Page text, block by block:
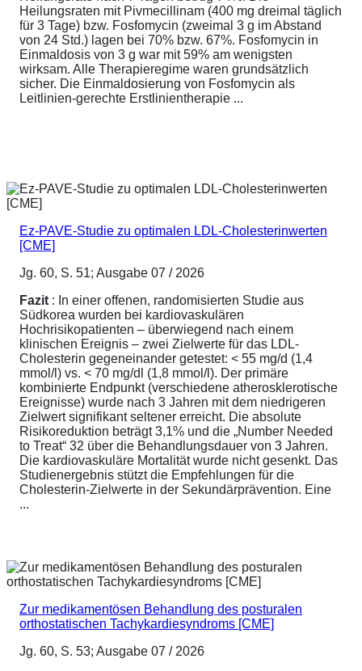
Heilungsraten mit Pivmecillinam (400 mg dreimal täglich
für 3 Tage) bzw. Fosfomycin (zweimal 3 g im Abstand
von 24 Std.) lagen bei 70% bzw. 67%. Fosfomycin in
Einmaldosis von 3 g war mit 59% am wenigsten
wirksam. Alle Therapieregime waren grundsätzlich
sicher. Die Einmaldosierung von Fosfomycin als
Leitlinien-gerechte Erstlinientherapie ...
Ez-PAVE-Studie zu optimalen LDL-Cholesterinwerten
[CME]
Jg. 60, S. 51; Ausgabe 07 / 2026
Fazit : In einer offenen, randomisierten Studie aus
Südkorea wurden bei kardiovaskulären
Hochrisikopatienten – überwiegend nach einem
klinischen Ereignis – zwei Zielwerte für das LDL-
Cholesterin gegeneinander getestet: < 55 mg/d (1,4
mmol/l) vs. < 70 mg/dl (1,8 mmol/l). Der primäre
kombinierte Endpunkt (verschiedene atherosklerotische
Ereignisse) wurde nach 3 Jahren mit dem niedrigeren
Zielwert signifikant seltener erreicht. Die absolute
Risikoreduktion beträgt 3,1% und die „Number Needed
to Treat“ 32 über die Behandlungsdauer von 3 Jahren.
Die kardiovaskuläre Mortalität wurde nicht gesenkt. Das
Studienergebnis stützt die Empfehlungen für die
Cholesterin-Zielwerte in der Sekundärprävention. Eine
...
Zur medikamentösen Behandlung des posturalen
orthostatischen Tachykardiesyndroms [CME]
Jg. 60, S. 53; Ausgabe 07 / 2026